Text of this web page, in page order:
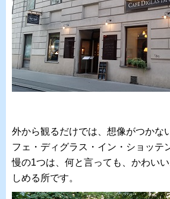
外から観るだけでは、想像がつかな
フェ・ディグラス・イン・ショッテ
慢の1つは、何と言っても、かわい
しめる所です。